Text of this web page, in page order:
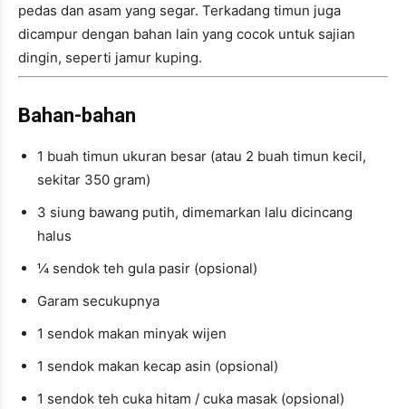
pedas dan asam yang segar. Terkadang timun juga
dicampur dengan bahan lain yang cocok untuk sajian
dingin, seperti jamur kuping.
Bahan-bahan
1 buah timun ukuran besar (atau 2 buah timun kecil,
sekitar 350 gram)
3 siung bawang putih, dimemarkan lalu dicincang
halus
¼ sendok teh gula pasir (opsional)
Garam secukupnya
1 sendok makan minyak wijen
1 sendok makan kecap asin (opsional)
1 sendok teh cuka hitam / cuka masak (opsional)